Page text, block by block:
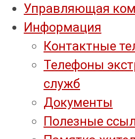
Управляющая
Информация
Контактные
Телефоны
служб
Документы
Полезные